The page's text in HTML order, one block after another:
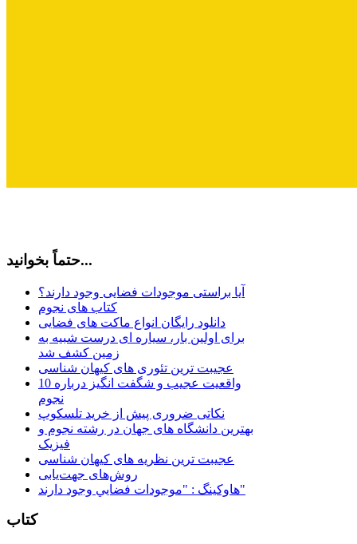
حتماً بخوانید...
آیا براستی موجودات فضایی وجود دارند؟
کتاب های نجوم
دانلود رایگان انواع ماکت های فضایی
برای اولین بار، سیاره ای درست شبیه به
زمین کشف شد
عجیبت ترین تئوری های کیهان شناسی
10 واقعیت عجیب و شگفت انگیز درباره
نجوم
نکاتی ضروری پیش از خرید تلسکوپ
بهترین دانشگاه های جهان در رشته نجوم و
فیزیک
عجیبت ترین نظریه های کیهان شناسی
روش‌های جهت‌یابی
هاوكينگ : "موجودات فضايي وجود دارند"
کتاب